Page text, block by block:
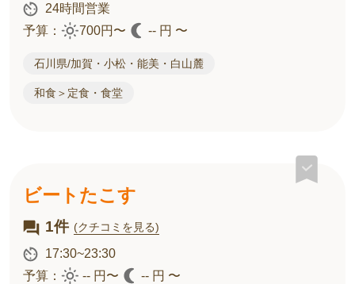
24時間営業
予算：
700円〜 -- 円 〜
石川県/加賀・小松・能美・白山麓
和食＞定食・食堂
ビートたこす
1件 (クチコミを見る)
17:30~23:30
予算：
-- 円〜 -- 円 〜